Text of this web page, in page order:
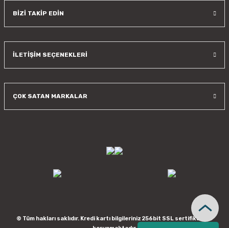
BİZİ TAKİP EDİN
İLETİŞİM SEÇENEKLERİ
ÇOK SATAN MARKALAR
© Tüm hakları saklıdır. Kredi kartı bilgileriniz 256bit SSL sertifikası ile